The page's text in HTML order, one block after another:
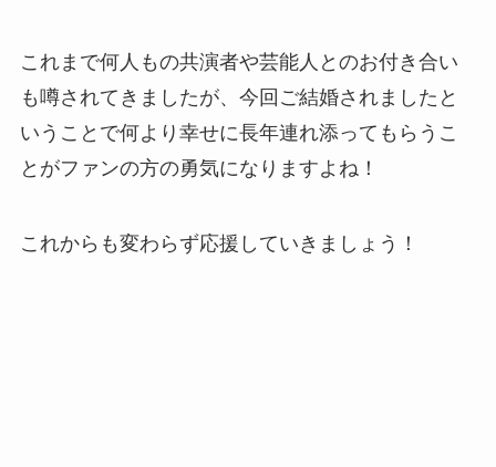
これまで何人もの共演者や芸能人とのお付き合い
も噂されてきましたが、今回ご結婚されましたと
いうことで何より幸せに長年連れ添ってもらうこ
とがファンの方の勇気になりますよね！
これからも変わらず応援していきましょう！